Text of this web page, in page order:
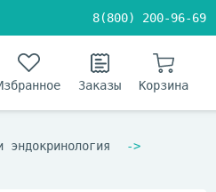
8(800) 200-96-69
Заказы Корзина
эндокринология